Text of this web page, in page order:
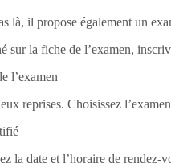
là, il propose également un
sur la fiche de l’examen,
l’examen
reprises. Choisissez l’examen
la date et l’horaire de rendez-